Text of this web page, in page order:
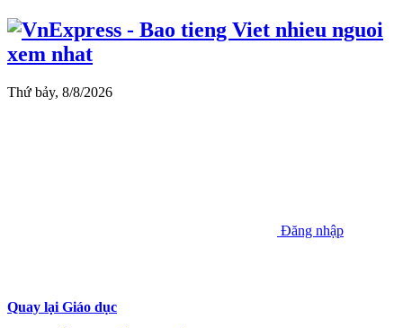
Thứ bảy, 8/8/2026
Đăng nhập
Quay lại Giáo dục